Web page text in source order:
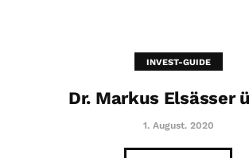
INVEST-GUIDE
Dr. Markus Elsässer
1. August. 2020